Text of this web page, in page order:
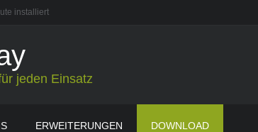
installiert
jeden Einsatz
ERWEITERUNGEN DOWNLOAD